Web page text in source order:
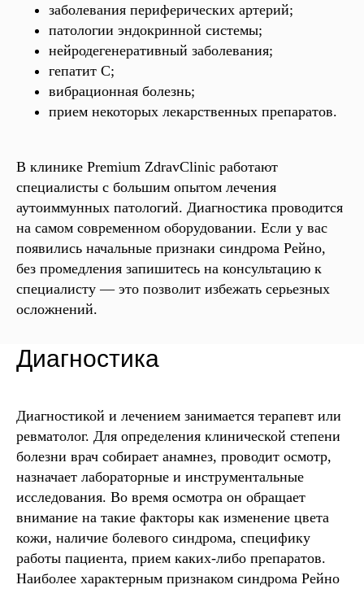
заболевания периферических артерий;
патологии эндокринной системы;
нейродегенеративный заболевания;
гепатит С;
вибрационная болезнь;
прием некоторых лекарственных препаратов.
В клинике Premium ZdravClinic работают
специалисты с большим опытом лечения
аутоиммунных патологий. Диагностика проводится
на самом современном оборудовании. Если у вас
появились начальные признаки синдрома Рейно,
без промедления запишитесь на консультацию к
специалисту — это позволит избежать серьезных
осложнений.
Диагностика
Диагностикой и лечением занимается терапевт или
ревматолог. Для определения клинической степени
болезни врач собирает анамнез, проводит осмотр,
назначает лабораторные и инструментальные
исследования. Во время осмотра он обращает
внимание на такие факторы как изменение цвета
кожи, наличие болевого синдрома, специфику
работы пациента, прием каких-либо препаратов.
Наиболее характерным признаком синдрома Рейно